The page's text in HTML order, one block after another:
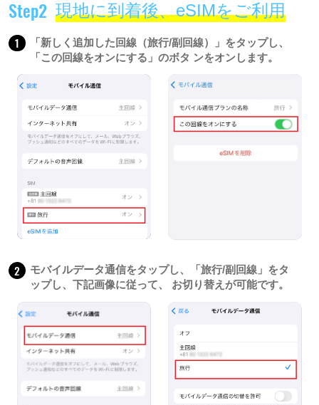
Step2 現地に到着後、eSIMをご利用
1
「新しく追加した回線（旅行/副回線）」をタップし、
「この回線をオンにする」のボタ ンをオンします。
2
モバイルデータ通信をタップし、「旅行/副回線」をタ
ップし、下記画像に従って、 お切り替えが可能です。